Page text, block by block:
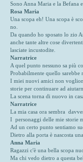
Sono Anna Maria e la Befana
Rosa Maria
Una scopa eh! Una scopa è
no.
Da quando ho sposato lo zio
anche tante altre cose
lasciate incustodite.
Narratrice
A quel punto nessuno sa più
Probabilmente quello sarebbe
I miei nuovi amici non
storie per continuare ad
La scena torna di nuovo in
Narratrice
La mia casa ora sembra
I personaggi delle mie storie
Ad un certo punto sentiamo
Dietro alla porta è nascosta
Anna Maria
Ragazzi c'è una bella scopa
Ma chi vedo dietro a questa